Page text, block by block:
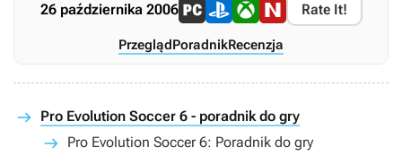
26 października 2006 Rate It!
PrzeglądPoradnikRecenzja
Pro Evolution Soccer 6 - poradnik do gry
Pro Evolution Soccer 6: Poradnik do gry